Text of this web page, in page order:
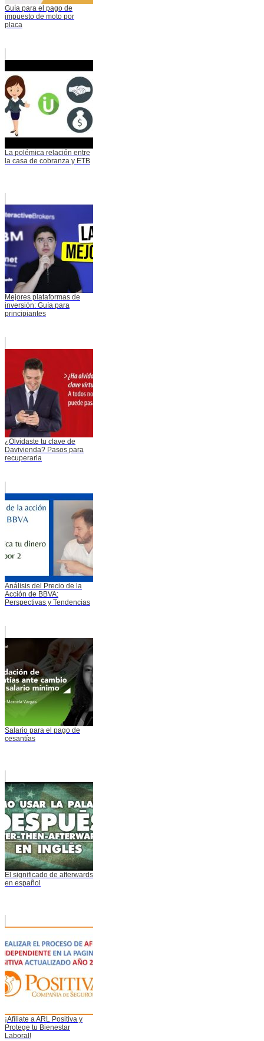
Guía para el pago de
impuesto de moto por
placa
La polémica relación entre
la casa de cobranza y ETB
Mejores plataformas de
inversión: Guía para
principiantes
¿Olvidaste tu clave de
Davivienda? Pasos para
recuperarla
Análisis del Precio de la
Acción de BBVA:
Perspectivas y Tendencias
Salario para el pago de
cesantías
El significado de afterwards
en español
¡Afíliate a ARL Positiva y
Protege tu Bienestar
Laboral!